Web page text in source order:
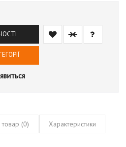
(0) Характеристики